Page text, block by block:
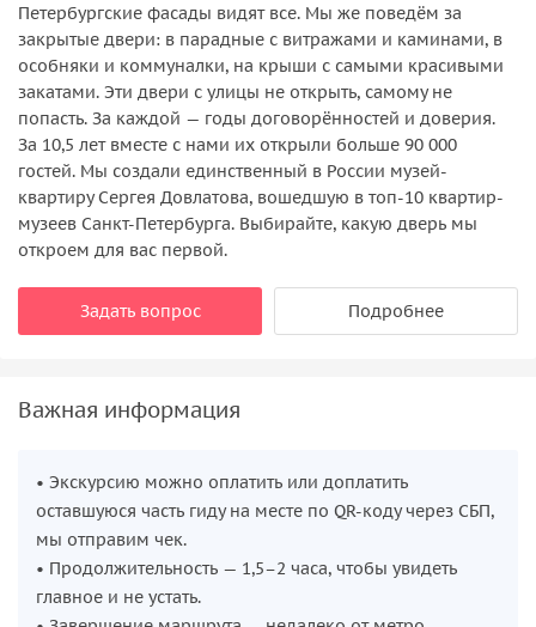
Петербургские фасады видят все. Мы же поведём за
закрытые двери: в парадные с витражами и каминами, в
особняки и коммуналки, на крыши с самыми красивыми
закатами. Эти двери с улицы не открыть, самому не
попасть. За каждой — годы договорённостей и доверия.
За 10,5 лет вместе с нами их открыли больше 90 000
гостей. Мы создали единственный в России музей-
квартиру Сергея Довлатова, вошедшую в топ-10 квартир-
музеев Санкт-Петербурга. Выбирайте, какую дверь мы
откроем для вас первой.
Задать вопрос Подробнее
Важная информация
• Экскурсию можно оплатить или доплатить
оставшуюся часть гиду на месте по QR-коду через СБП,
мы отправим чек.
• Продолжительность — 1,5–2 часа, чтобы увидеть
главное и не устать.